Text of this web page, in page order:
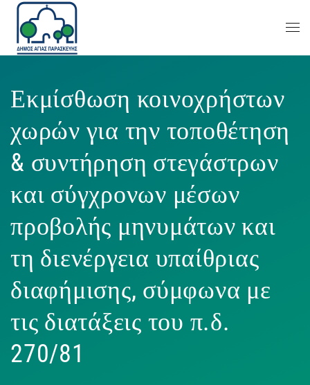
Εκμίσθωση κοινοχρήστων
χωρών για την τοποθέτηση
& συντήρηση στεγάστρων
και σύγχρονων μέσων
προβολής μηνυμάτων και
τη διενέργεια υπαίθριας
διαφήμισης, σύμφωνα με
τις διατάξεις του π.δ.
270/81